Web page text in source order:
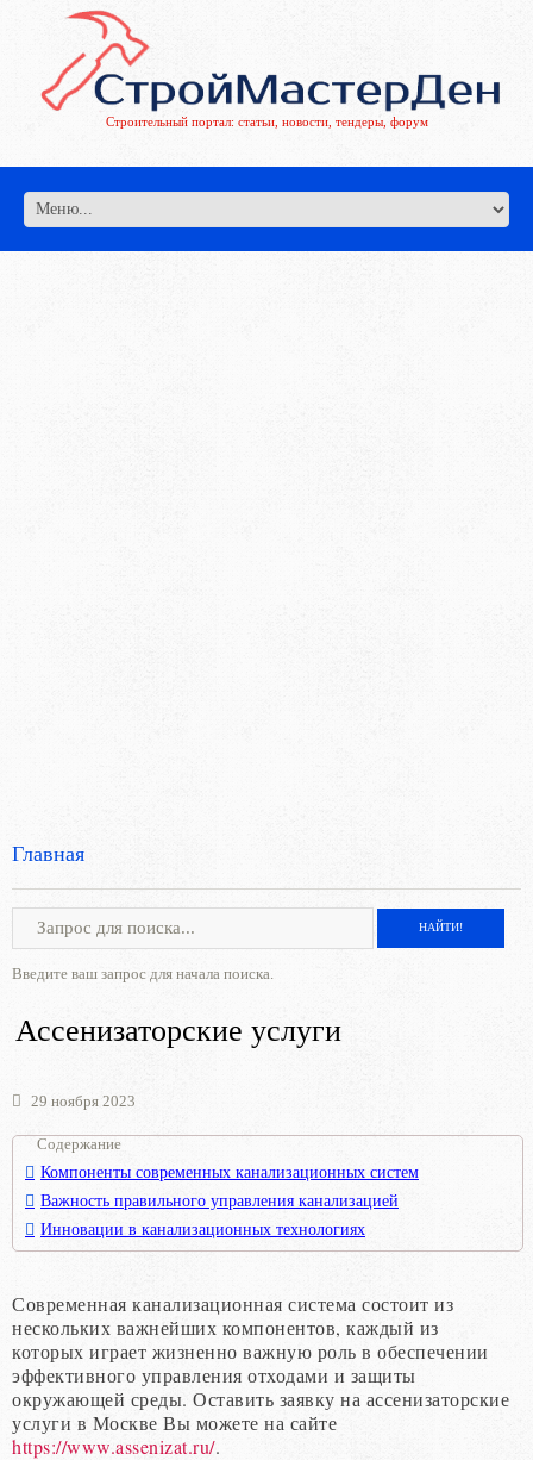
Строительный портал: статьи, новости, тендеры, форум
Главная
Введите ваш запрос для начала поиска.
Ассенизаторские услуги
29 ноября 2023
Содержание
Компоненты современных канализационных систем
Важность правильного управления канализацией
Инновации в канализационных технологиях
Современная канализационная система состоит из
нескольких важнейших компонентов, каждый из
которых играет жизненно важную роль в обеспечении
эффективного управления отходами и защиты
окружающей среды. Оставить заявку на ассенизаторские
услуги в Москве Вы можете на сайте
https://www.assenizat.ru/.